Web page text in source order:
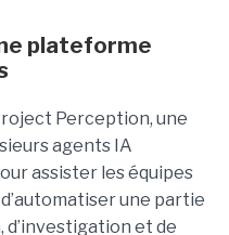
plateforme
Perception, une
agents IA
assister les équipes
une partie
et de